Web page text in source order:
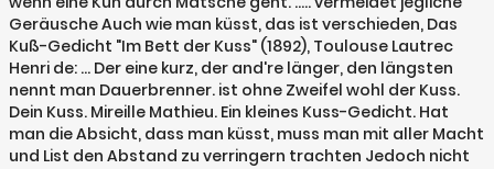
Geräusche Auch wie man küsst, das ist verschieden, Das
Kuß-Gedicht "Im Bett der Kuss" (1892), Toulouse Lautrec
Henri de: ... Der eine kurz, der and're länger, den längsten
nennt man Dauerbrenner. ist ohne Zweifel wohl der Kuss.
Dein Kuss. Mireille Mathieu. Ein kleines Kuss-Gedicht. Hat
man die Absicht, dass man küsst, muss man mit aller Macht
und List den Abstand zu verringern trachten Jedoch nicht